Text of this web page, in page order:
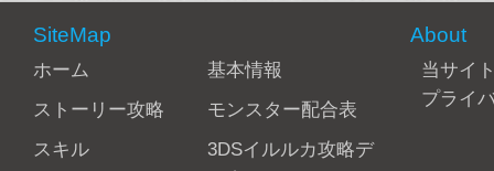
SiteMap
ホーム
基本情報
ストーリー攻略
モンスター配合表
スキル
3DSイルルカ攻略デ
About
当サイ
プライ